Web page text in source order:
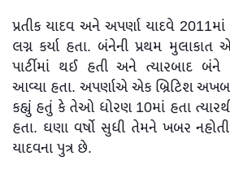
પ્રતીક યાદવ અને અપર્ણા યાદવે
લગ્ન કર્યા હતા. બંનેની પ્રથમ મુલાકાત
પાર્ટીમાં થઈ હતી અને ત્યારબાદ બંને
આવ્યા હતા. અપર્ણાએ એક બ્રિટિશ
કહ્યું હતું કે તેઓ ધોરણ 10માં હતા
હતા. ઘણા વર્ષો સુધી તેમને ખબર
યાદવના પુત્ર છે.